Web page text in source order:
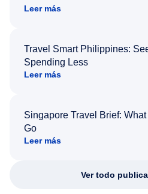
Leer más
Travel Smart Philippines:
Spending Less
Leer más
Singapore Travel Brief:
Go
Leer más
Ver todo